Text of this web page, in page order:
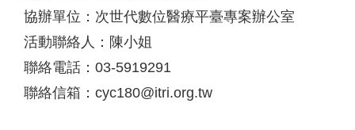
協辦單位：次世代數位醫療平臺專案辦公室
活動聯絡人：陳小姐
聯絡電話：03-5919291
聯絡信箱：cyc180@itri.org.tw